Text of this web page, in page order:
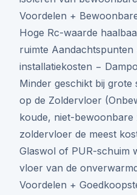
Voordelen +
Hoge Rc-waarde
ruimte Aandachtspunten
installatiekosten −
Minder geschikt bij grote
op de Zoldervloer
koude, niet-bewoonbare
zoldervloer de meest
Glaswol of PUR-schuim
vloer van de
Voordelen +